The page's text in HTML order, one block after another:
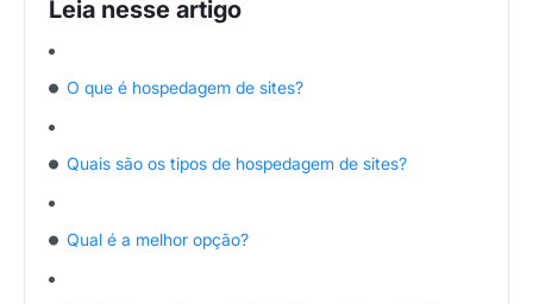
O que é hospedagem de sites?
Quais são os tipos de hospedagem de sites?
Qual é a melhor opção?